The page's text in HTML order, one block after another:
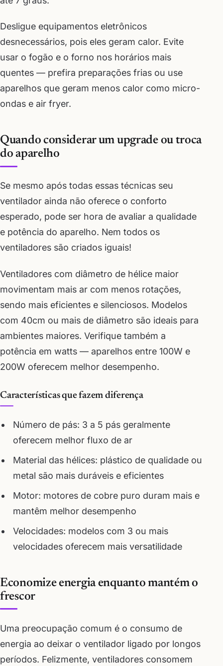
Desligue equipamentos eletrônicos
desnecessários, pois eles geram calor. Evite
usar o fogão e o forno nos horários mais
quentes — prefira preparações frias ou use
aparelhos que geram menos calor como micro-
ondas e air fryer.
Quando considerar um upgrade ou troca
do aparelho
Se mesmo após todas essas técnicas seu
ventilador ainda não oferece o conforto
esperado, pode ser hora de avaliar a qualidade
e potência do aparelho. Nem todos os
ventiladores são criados iguais!
Ventiladores com diâmetro de hélice maior
movimentam mais ar com menos rotações,
sendo mais eficientes e silenciosos. Modelos
com 40cm ou mais de diâmetro são ideais para
ambientes maiores. Verifique também a
potência em watts — aparelhos entre 100W e
200W oferecem melhor desempenho.
Características que fazem diferença
Número de pás: 3 a 5 pás geralmente
oferecem melhor fluxo de ar
Material das hélices: plástico de qualidade ou
metal são mais duráveis e eficientes
Motor: motores de cobre puro duram mais e
mantêm melhor desempenho
Velocidades: modelos com 3 ou mais
velocidades oferecem mais versatilidade
Economize energia enquanto mantém o
frescor
Uma preocupação comum é o consumo de
energia ao deixar o ventilador ligado por longos
períodos. Felizmente, ventiladores consomem